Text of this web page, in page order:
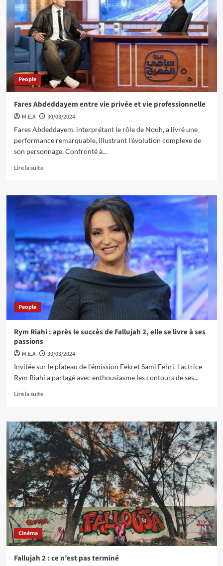
People
Fares Abdeddayem entre vie privée et vie professionnelle
M.E.A
30/03/2024
Fares Abdeddayem, interprétant le rôle de Nouh, a livré une
performance remarquable, illustrant l'évolution complexe de
son personnage. Confronté à...
Lire la suite
People
Rym Riahi : après le succès de Fallujah 2, elle se livre à ses
passions
M.E.A
30/03/2024
Invitée sur le plateau de l'émission Fekret Sami Fehri, l'actrice
Rym Riahi a partagé avec enthousiasme les contours de ses...
Lire la suite
Cinéma
Fallujah 2 : ce n’est pas terminé